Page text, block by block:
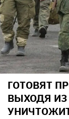
ГОТОВЯТ
ВЫХОДЯ ИЗ